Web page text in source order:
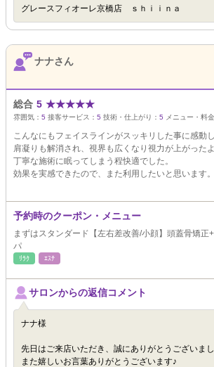
グレースフィオーレ京橋店 ｓｈｉｉｎａ
ナナさん
総合 5 ★★★★★
雰囲気： 5 接客サービス： 5 技術・仕上がり： 5 メニュー・料金
こんなにもフェイスラインがスッキリした事に感動し
肩凝りも解消され、視界も広くなり視力が上がった
丁寧な施術に眠ってしまう程快適でした。
効果を実感できたので、また利用したいと思います。
予約時のクーポン・メニュー
まずはスタンダード【左右差改善/小顔】頭蓋骨矯正
パ
ﾘﾗｸ ｴｽﾃ
サロンからの返信コメント
ナナ様
先日はご来店いただき、誠にありがとうございま
また嬉しいお言葉ありがとうございます♪